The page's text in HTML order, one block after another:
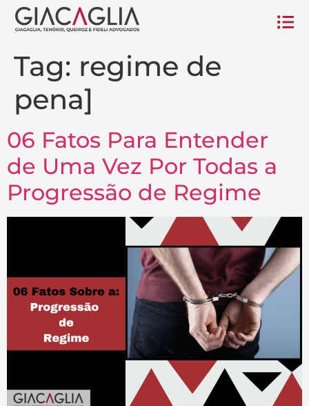
Tag: regime de
pena]
06 Fatos Para Entender
de Uma Vez Por Todas a
Progressão de Regime